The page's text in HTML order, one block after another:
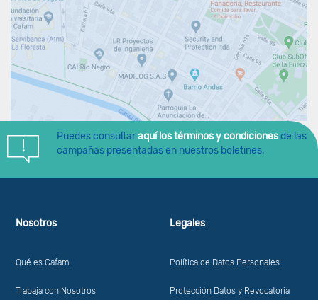
Puedes consultaraquí los términos y condicionesde las
campañas presentadas en nuestros boletines.
Nosotros
Qué es Cafam
Trabaja con Nosotros
Legales
Política de Datos Personales
Protección Datos y Revocatoria